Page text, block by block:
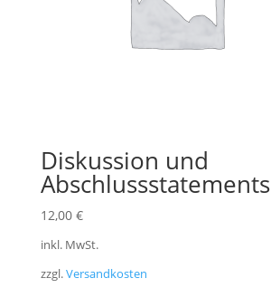
Diskussion und
Abschlussstatements
12,00 €
inkl. MwSt.
zzgl.Versandkosten